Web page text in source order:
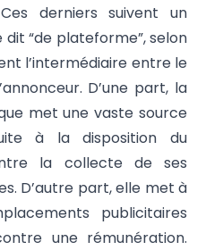
derniers suivent un
“de plateforme”, selon
l’intermédiaire entre le
D’une part, la
met une vaste source
à la disposition du
la collecte de ses
D’autre part, elle met à
publicitaires
une rémunération.